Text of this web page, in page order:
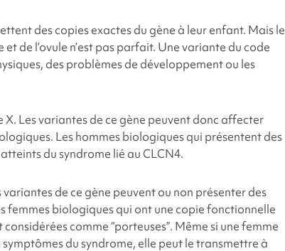
des copies exactes du gène à leur enfant. Mais le
de l’ovule n’est pas parfait. Une variante du code
des problèmes de développement ou les
X. Les variantes de ce gène peuvent donc affecter
Les hommes biologiques qui présentent des
du syndrome lié au CLCN4.
de ce gène peuvent ou non présenter des
femmes biologiques qui ont une copie fonctionnelle
comme “porteuses”. Même si une femme
du syndrome, elle peut le transmettre à